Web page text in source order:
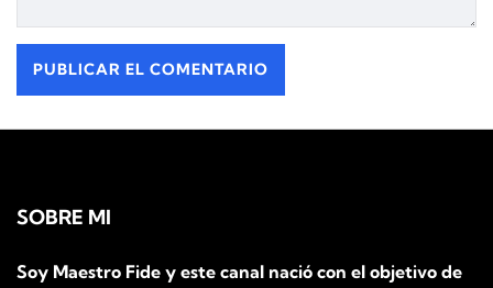
SOBRE MI
Soy Maestro Fide y este canal nació con el objetivo de